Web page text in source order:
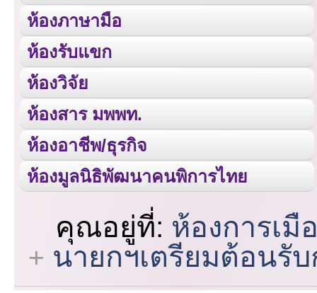
ห้องภาษามือ
ห้องรับแขก
ห้องวิจัย
ห้องสาร มพพท.
ห้องอาชีพ/ธุรกิจ
ห้องมูลนิธิพัฒนาคนพิการไทย
คุณอยู่ที่: ห้องการเมื
นายกฯเตรียมต้อนรั